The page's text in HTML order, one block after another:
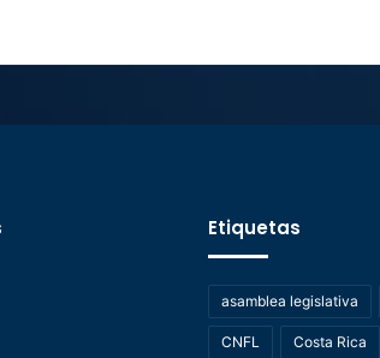
Etiquetas
asamblea legislativa
CNFL Costa Rica